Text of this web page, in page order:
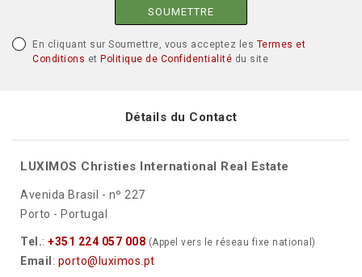
SOUMETTRE
En cliquant sur Soumettre, vous acceptez les Termes et
Conditions et Politique de Confidentialité du site
Détails du Contact
LUXIMOS Christies International Real Estate
Avenida Brasil - nº 227
Porto - Portugal
Tel.: +351 224 057 008 (Appel vers le réseau fixe national)
Email : porto@luximos.pt